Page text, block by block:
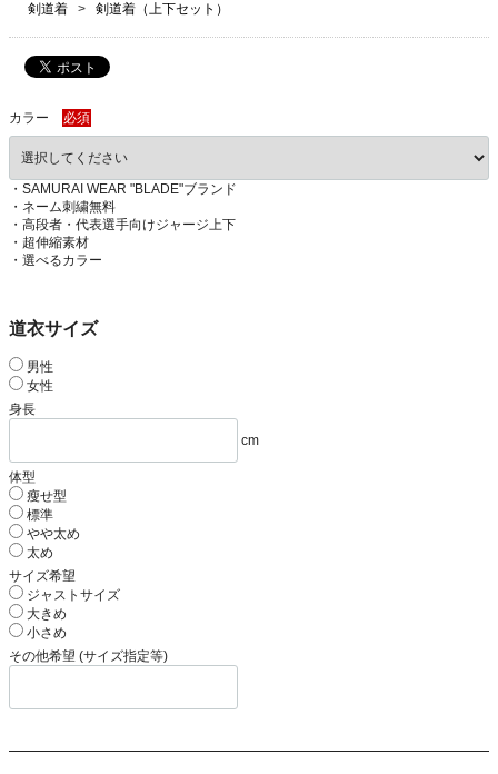
剣道着
剣道着（上下セット）
カラー 必須
・SAMURAI WEAR "BLADE"ブランド
・ネーム刺繍無料
・高段者・代表選手向けジャージ上下
・超伸縮素材
・選べるカラー
道衣サイズ
男性
女性
身長
cm
体型
瘦せ型
標準
やや太め
太め
サイズ希望
ジャストサイズ
大きめ
小さめ
その他希望 (サイズ指定等)